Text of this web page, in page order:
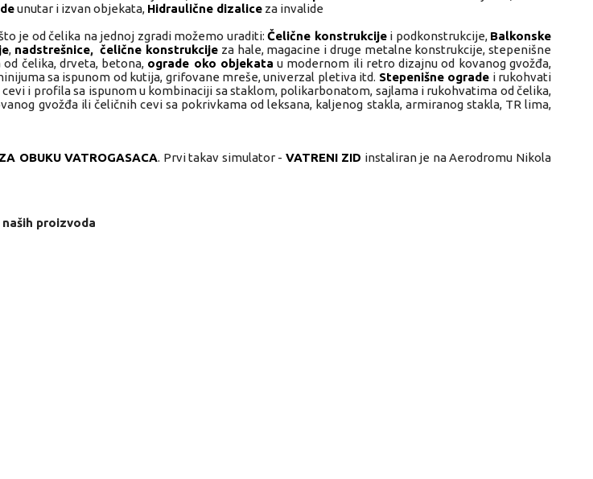
unutar i izvan objekata, Hidraulične dizalice za invalide
je od čelika na jednoj zgradi možemo uraditi: Čelične konstrukcije i podkonstrukcije, Balkonske
, nadstrešnice, čelične konstrukcije za hale, magacine i druge metalne konstrukcije, stepenišne
čelika, drveta, betona, ograde oko objekata u modernom ili retro dizajnu od kovanog gvožđa,
sa ispunom od kutija, grifovane mreše, univerzal pletiva itd. Stepenišne ograde i rukohvati
i profila sa ispunom u kombinaciji sa staklom, polikarbonatom, sajlama i rukohvatima od čelika,
gvožđa ili čeličnih cevi sa pokrivkama od leksana, kaljenog stakla, armiranog stakla, TR lima,
OBUKU VATROGASACA. Prvi takav simulator - VATRENI ZID instaliran je na Aerodromu Nikola
proizvoda